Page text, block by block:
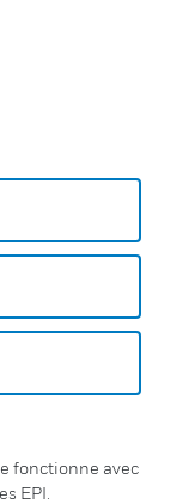
fonctionne avec
EPI.